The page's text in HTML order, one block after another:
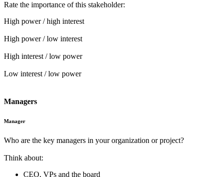
Rate the importance of this stakeholder:
High power / high interest
High power / low interest
High interest / low power
Low interest / low power
Managers
Manager
Who are the key managers in your organization or project?
Think about:
CEO, VPs and the board